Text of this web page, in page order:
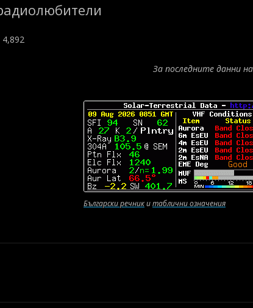
4,892
За последните данни
Български речникитаблични означения